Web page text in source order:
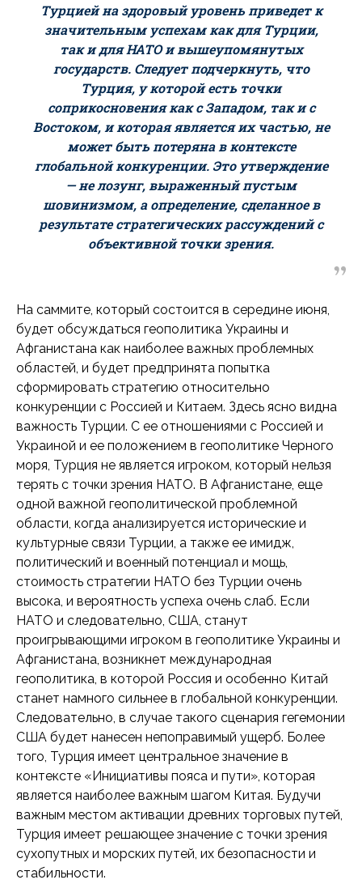
Турцией на здоровый уровень приведет к
значительным успехам как для Турции,
так и для НАТО и вышеупомянутых
государств. Следует подчеркнуть, что
Турция, у которой есть точки
соприкосновения как с Западом, так и с
Востоком, и которая является их частью, не
может быть потеряна в контексте
глобальной конкуренции. Это утверждение
— не лозунг, выраженный пустым
шовинизмом, а определение, сделанное в
результате стратегических рассуждений с
объективной точки зрения.
На саммите, который состоится в середине июня,
будет обсуждаться геополитика Украины и
Афганистана как наиболее важных проблемных
областей, и будет предпринята попытка
сформировать стратегию относительно
конкуренции с Россией и Китаем. Здесь ясно видна
важность Турции. С ее отношениями с Россией и
Украиной и ее положением в геополитике Черного
моря, Турция не является игроком, который нельзя
терять с точки зрения НАТО. В Афганистане, еще
одной важной геополитической проблемной
области, когда анализируется исторические и
культурные связи Турции, а также ее имидж,
политический и военный потенциал и мощь,
стоимость стратегии НАТО без Турции очень
высока, и вероятность успеха очень слаб. Если
НАТО и следовательно, США, станут
проигрывающими игроком в геополитике Украины и
Афганистана, возникнет международная
геополитика, в которой Россия и особенно Китай
станет намного сильнее в глобальной конкуренции.
Следовательно, в случае такого сценария гегемонии
США будет нанесен непоправимый ущерб. Более
того, Турция имеет центральное значение в
контексте «Инициативы пояса и пути», которая
является наиболее важным шагом Китая. Будучи
важным местом активации древних торговых путей,
Турция имеет решающее значение с точки зрения
сухопутных и морских путей, их безопасности и
стабильности.